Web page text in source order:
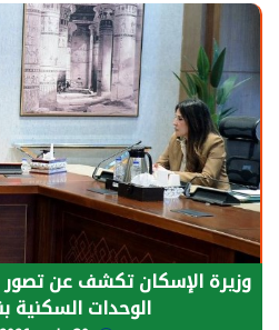
وزيرة الإسكان تكشف عن
الوحدات السكنية